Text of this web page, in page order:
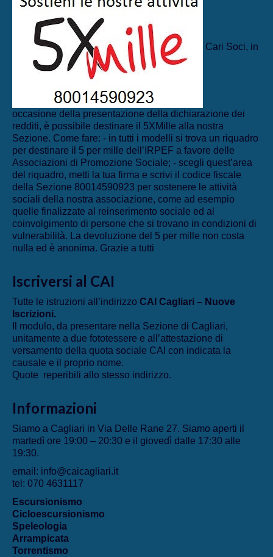
Cari Soci, in
occasione della presentazione della dichiarazione dei
redditi, è possibile destinare il 5XMille alla nostra
Sezione. Come fare: - in tutti i modelli si trova un riquadro
per destinare il 5 per mille dell’IRPEF a favore delle
Associazioni di Promozione Sociale; - scegli quest’area
del riquadro, metti la tua firma e scrivi il codice fiscale
della Sezione 80014590923 per sostenere le attività
sociali della nostra associazione, come ad esempio
quelle finalizzate al reinserimento sociale ed al
coinvolgimento di persone che si trovano in condizioni di
vulnerabilità. La devoluzione del 5 per mille non costa
nulla ed è anonima. Grazie a tutti
Iscriversi al CAI
Tutte le istruzioni all’indirizzo CAI Cagliari – Nuove
Iscrizioni.
Il modulo, da presentare nella Sezione di Cagliari,
unitamente a due fototessere e all’attestazione di
versamento della quota sociale CAI con indicata la
causale e il proprio nome.
Quote reperibili allo stesso indirizzo.
Informazioni
Siamo a Cagliari in Via Delle Rane 27. Siamo aperti il
martedì ore 19:00 – 20:30 e il giovedì dalle 17:30 alle
19:30.
email: info@caicagliari.it
tel: 070 4631117
Escursionismo
Cicloescursionismo
Speleologia
Arrampicata
Torrentismo